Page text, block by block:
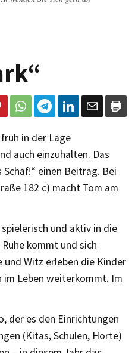
in der Lage
auch einzuhalten. Das
einen Beitrag. Bei
182 c) macht Tom am
und aktiv in die
kommt und sich
Witz erleben die Kinder
im Leben weiterkommt. Im
der es den Einrichtungen
(Kitas, Schulen, Horte)